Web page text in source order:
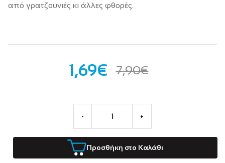
από γρατζουνιές κι άλλες φθορές.
1,69€ 7,90€
- +
Προσθήκη στο Καλάθι